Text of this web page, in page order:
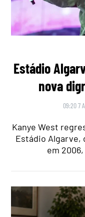
Estádio
nova
09:20 7
Kanye West
Estádio Algarve,
em